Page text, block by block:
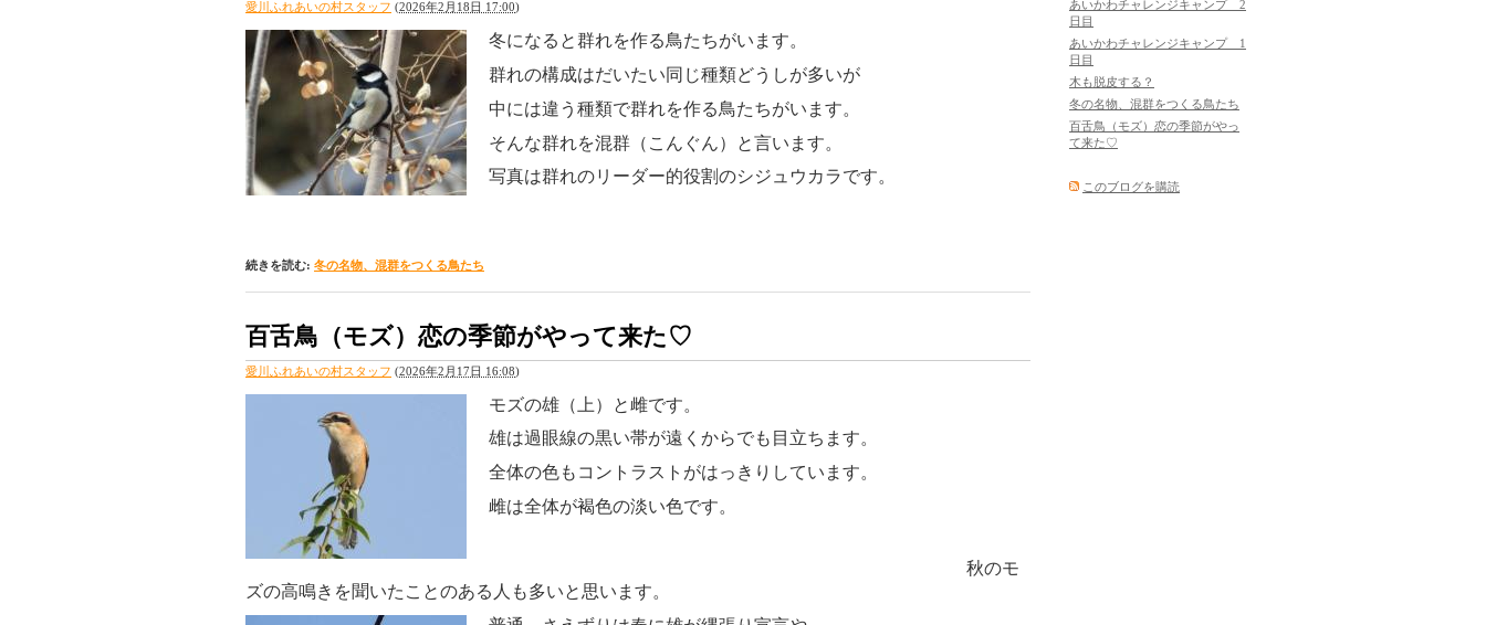
愛川ふれあいの村スタッフ (2026年2月18日 17:00)
冬になると群れを作る鳥たちがいます。
群れの構成はだいたい同じ種類どうしが多いが
中には違う種類で群れを作る鳥たちがいます。
そんな群れを混群（こんぐん）と言います。
写真は群れのリーダー的役割のシジュウカラです。
続きを読む: 冬の名物、混群をつくる鳥たち
百舌鳥（モズ）恋の季節がやって来た♡
愛川ふれあいの村スタッフ (2026年2月17日 16:08)
モズの雄（上）と雌です。
雄は過眼線の黒い帯が遠くからでも目立ちます。
全体の色もコントラストがはっきりしています。
雌は全体が褐色の淡い色です。
秋のモ
ズの高鳴きを聞いたことのある人も多いと思います。
あいかわチャレンジキャンプ 2
日目
あいかわチャレンジキャンプ 1
日目
木も脱皮する？
冬の名物、混群をつくる鳥たち
百舌鳥（モズ）恋の季節がやっ
て来た♡
このブログを購読